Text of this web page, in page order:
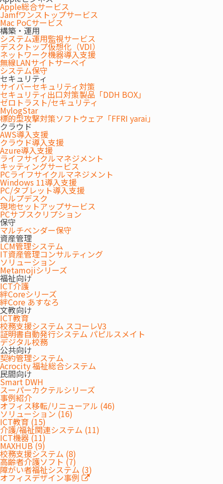
Apple総合サービス
Jamfワンストップサービス
Mac PoCサービス
構築・運用
システム運用監視サービス
デスクトップ仮想化（VDI）
ネットワーク機器導入支援
無線LANサイトサーベイ
システム保守
セキュリティ
サイバーセキュリティ対策
セキュリティ出口対策製品「DDH BOX」
ゼロトラスト/セキュリティ
MylogStar
標的型攻撃対策ソフトウェア「FFRI yarai」
クラウド
AWS導入支援
クラウド導入支援
Azure導入支援
ライフサイクルマネジメント
キッティングサービス
PCライフサイクルマネジメント
Windows 11導入支援
PC/タブレット導入支援
ヘルプデスク
現地セットアップサービス
PCサブスクリプション
保守
マルチベンダー保守
資産管理
LCM管理システム
IT資産管理コンサルティング
ソリューション
Metamojiシリーズ
福祉向け
ICT介護
絆Coreシリーズ
絆Core あすなろ
文教向け
ICT教育
校務支援システム スコーレV3
証明書自動発行システム パピルスメイト
デジタル校務
公共向け
契約管理システム
Acrocity 福祉総合システム
民間向け
Smart DWH
スーパーカクテルシリーズ
事例紹介
オフィス移転/リニューアル (46)
ソリューション (16)
ICT教育 (15)
介護/福祉関連システム (11)
ICT機器 (11)
MAXHUB (9)
校務支援システム (8)
高齢者介護ソフト (7)
障がい者福祉システム (3)
オフィスデザイン事例
Reliable Technology & Flexible Services
「働く場」「学ぶ場」へ確かな技術とフレキシブル
なサービスを
民間企業、学校、公共機関、福祉施設など、「働く場」「学ぶ
場」のお客さまの真のニーズを探求し、
ICTとオフィス環境に関わる各種サービスを確かな技術とフレキシ
ブルなサービスで提供いたします。